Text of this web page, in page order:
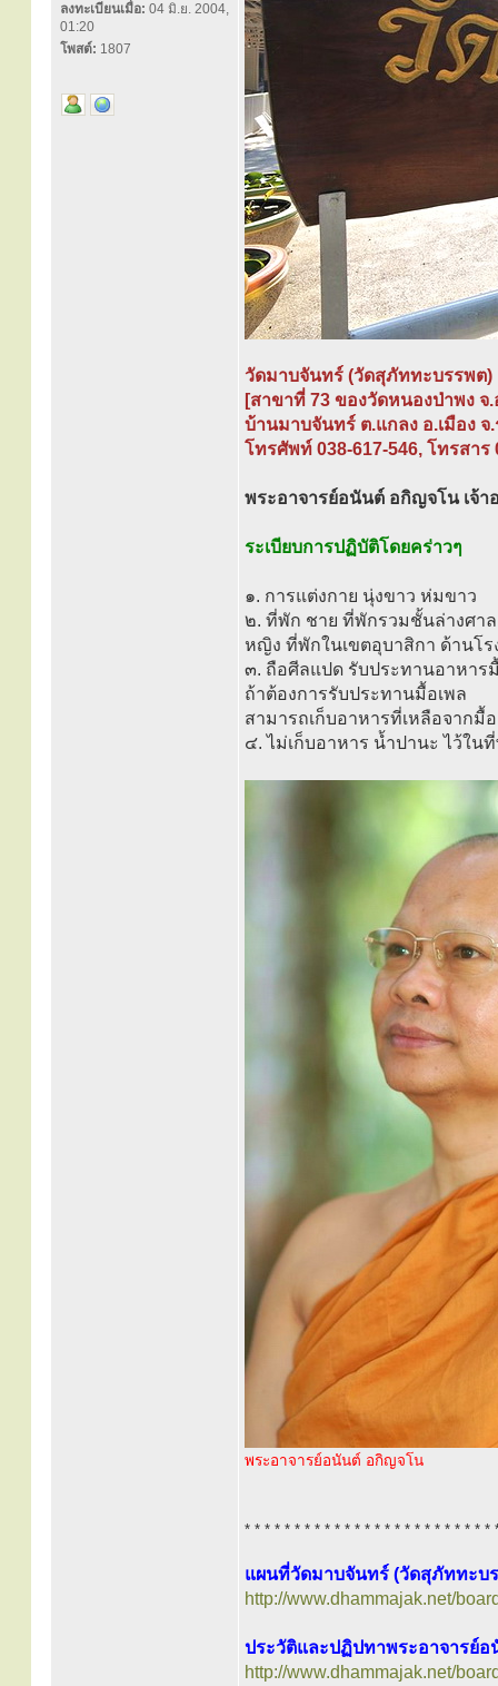
ลงทะเบียนเมื่อ: 04 มิ.ย. 2004,
01:20
โพสต์: 1807
วัดมาบจันทร์ (วัดสุภัททะบรรพต)
[สาขาที่ 73 ของวัดหนองป่าพง จ
บ้านมาบจันทร์ ต.แกลง อ.เมือง จ.
โทรศัพท์ 038-617-546, โทรสาร
พระอาจารย์อนันต์ อกิญจโน เจ้า
ระเบียบการปฏิบัติโดยคร่าวๆ
๑. การแต่งกาย นุ่งขาว ห่มขาว
๒. ที่พัก ชาย ที่พักรวมชั้นล่างศา
หญิง ที่พักในเขตอุบาสิกา ด้านโร
๓. ถือศีลแปด รับประทานอาหาร
ถ้าต้องการรับประทานมื้อเพล
สามารถเก็บอาหารที่เหลือจากมื้
๔. ไม่เก็บอาหาร น้ำปานะ ไว้ใน
พระอาจารย์อนันต์ อกิญจโน
* * * * * * * * * * * * * * * * * * * * * * * * *
แผนที่วัดมาบจันทร์ (วัดสุภัททะบ
http://www.dhammajak.net/
ประวัติและปฏิปทาพระอาจารย์
http://www.dhammajak.net/